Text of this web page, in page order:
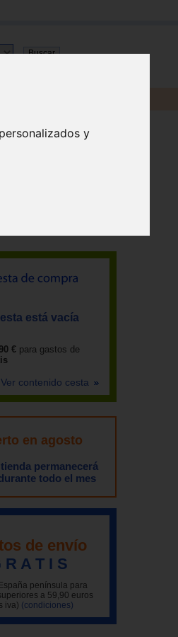
y
está vacía
€ para gastos de
Ver contenido cesta
en agosto
permanecerá
todo el mes
de envío
R A T I S
península para
a 59,90 euros
iva) (condiciones)